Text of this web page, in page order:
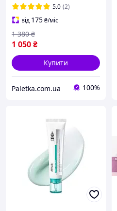
5.0 (2)
від 175₴/міс
1 050₴
1 380 ₴
Купити
Paletka.com.ua 100%